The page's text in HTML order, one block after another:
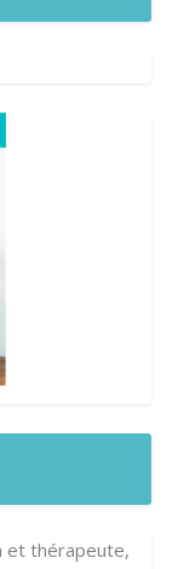
et thérapeute,